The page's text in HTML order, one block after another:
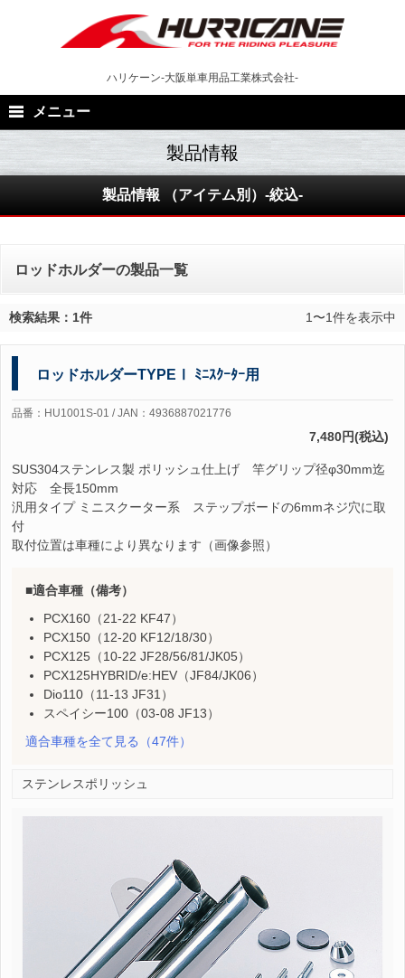
ハリケーン-大阪単車用品工業株式会社-
メニュー
製品情報 （アイテム別）-絞込-
ロッドホルダーの製品一覧
検索結果：1件 1〜1件を表示中
ロッドホルダーTYPEⅠ ﾐﾆｽｸｰﾀｰ用
品番：HU1001S-01 / JAN：4936887021776
7,480円(税込)
SUS304ステンレス製 ポリッシュ仕上げ 竿グリップ径φ30mm迄
対応 全長150mm
汎用タイプ ミニスクーター系 ステップボードの6mmネジ穴に取
付
取付位置は車種により異なります（画像参照）
適合車種（備考）
PCX160（21-22 KF47）
PCX150（12-20 KF12/18/30）
PCX125（10-22 JF28/56/81/JK05）
PCX125HYBRID/e:HEV（JF84/JK06）
Dio110（11-13 JF31）
スペイシー100（03-08 JF13）
適合車種を全て見る
（47件）
ステンレスポリッシュ